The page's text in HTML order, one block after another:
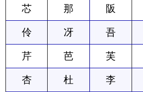
芯 那 阪
伶 冴 吾
芹 芭 芙
杏 杜 李